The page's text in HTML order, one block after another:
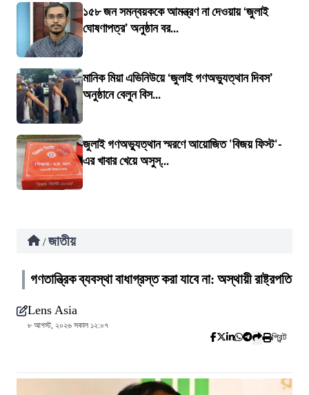
১৫৮ জন সমন্বয়ককে আমন্ত্রণ না দেওয়ায় ‘জুলাই
ঘোষণাপত্র’ অনুষ্ঠান বর...
মানিক মিয়া এভিনিউয়ে ‘জুলাই গণঅভ্যুত্থান দিবস’
অনুষ্ঠানে বেলুন বিস...
জুলাই গণঅভ্যুত্থান স্মরণে আয়োজিত 'বিজয় ফিস্ট'-
এর খাবার খেয়ে অসুস্...
/ জাতীয়
গণতান্ত্রিক ব্যবস্থা বাধাগ্রস্ত করা যাবে না: অস্থায়ী রাষ্ট্রপতি
Lens Asia
৮ আগস্ট, ২০২৬ সকাল ১২:০৭
প্রিন্ট